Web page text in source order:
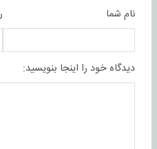
نام شما
دیدگاه خود را اینجا بنویسید: